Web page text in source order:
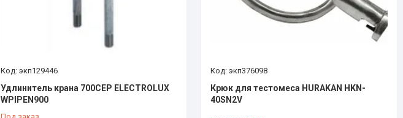
экп129446
Удлинитель крана 700СЕР ELECTROLUX
WPIPEN900
экп376098
Крюк для тестомеса HURAKAN HKN-
40SN2V